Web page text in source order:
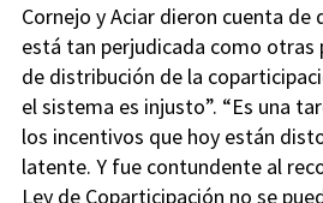
Cornejo y Aciar dieron cuenta de
está tan perjudicada como otras
de distribución de la
el sistema es injusto”. “Es una
los incentivos que hoy están
latente. Y fue contundente al
Ley de Coparticipación no se